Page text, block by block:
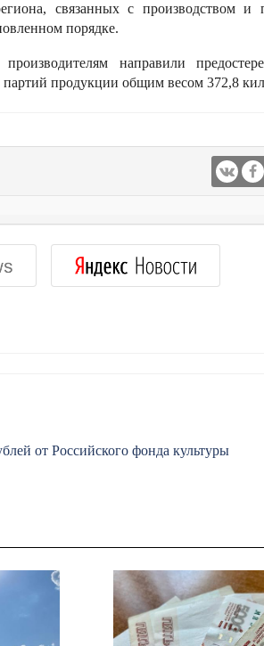
связанных с производством и
порядке.
направили
партий продукции общим весом 372,8
от Российского фонда культуры